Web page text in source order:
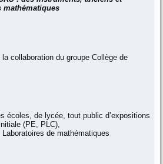
mathématiques
collaboration du groupe Collège de
écoles, de lycée, tout public d’expositions
(PE, PLC),
de mathématiques